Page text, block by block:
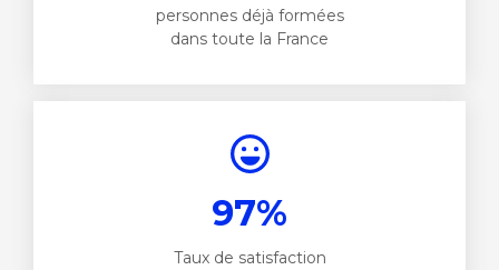
personnes déjà formées
dans toute la France
97%
Taux de satisfaction